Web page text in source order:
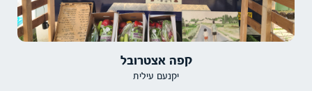
קפה אצטרובל
יקנעם עילית